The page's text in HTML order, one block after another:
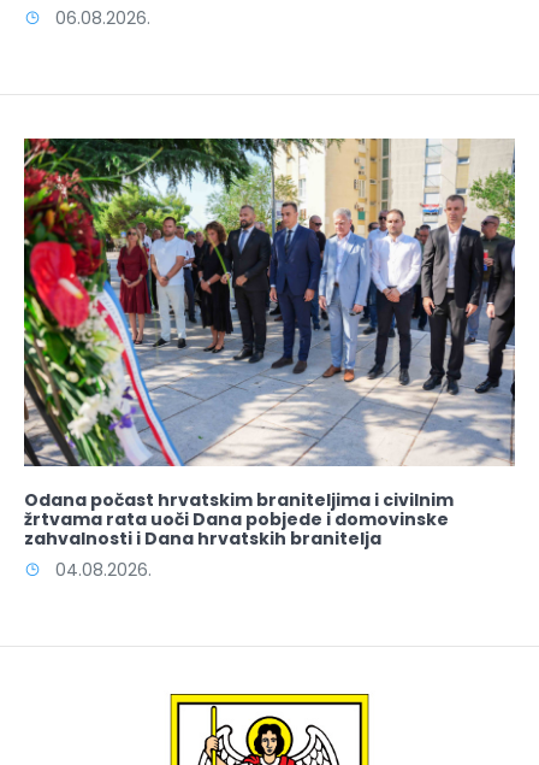
06.08.2026.
Odana počast hrvatskim braniteljima i civilnim
žrtvama rata uoči Dana pobjede i domovinske
zahvalnosti i Dana hrvatskih branitelja
04.08.2026.